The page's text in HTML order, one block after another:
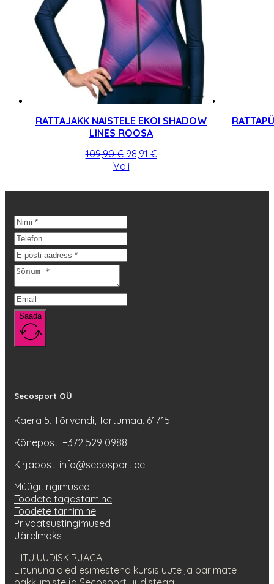
tootelehel.
RATTAJAKK NAISTELE EKOI SHADOW
LINES ROOSA
109,90€ Algne
hind
109,90 €.
98,91 €Praegune
98,91 €.
ValiSellel
on
Saada
Secosport OÜ
Kaera 5, Tõrvandi, Tartumaa, 61715
Kõnepost: +372 529 0988
Kirjapost: info@secosport.ee
Müügitingimused
Toodete tagastamine
Toodete tarnimine
Privaatsustingimused
Järelmaks
LIITU UUDISKIRJAGA
Liitununa oled esimestena kursis uute ja parimate